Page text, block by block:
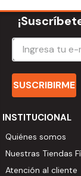
SUSCRIBIRME
INSTITUCIONAL
Quiénes somos
Nuestras Tiendas
Atención al cliente